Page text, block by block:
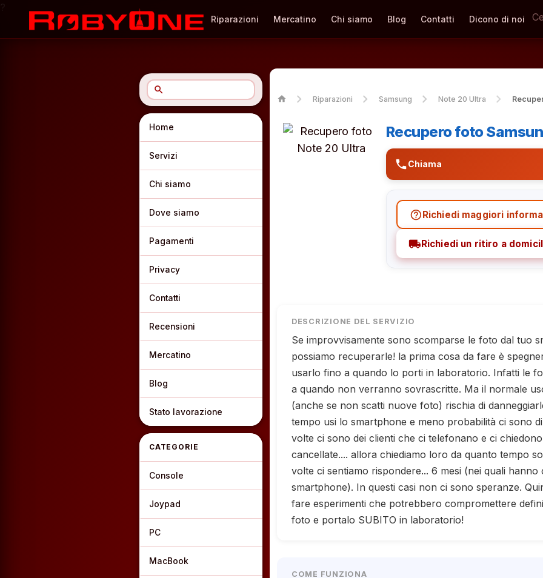
Riparazioni Mercatino Chi siamo Blog Contatti Dicono di noi
search
Home
Servizi
Chi siamo
Dove siamo
Pagamenti
Privacy
Contatti
Recensioni
Mercatino
Blog
Stato lavorazione
CATEGORIE
Console
Joypad
PC
MacBook
home Riparazioni Samsung Note 20 Ultra
Recupero foto
phoneChiama
help_outlineRichiedi maggiori
local_shippingRichiedi un ritiro a
DESCRIZIONE DEL SERVIZIO
Se improvvisamente sono scomparse le foto dal tuo
possiamo recuperarle! la prima cosa da fare è
usarlo fino a quando lo porti in laboratorio. Infatti le
a quando non verranno sovrascritte. Ma il normale
(anche se non scatti nuove foto) rischia di
tempo usi lo smartphone e meno probabilità ci sono
volte ci sono dei clienti che ci telefonano e ci
cancellate.... allora chiediamo loro da quanto tempo
volte ci sentiamo rispondere... 6 mesi (nei quali
smartphone). In questi casi non ci sono speranze.
fare esperimenti che potrebbero compromettere
foto e portalo SUBITO in laboratorio!
COME FUNZIONA